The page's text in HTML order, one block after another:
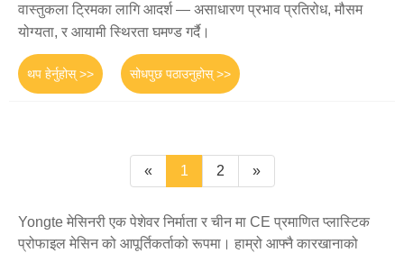
वास्तुकला ट्रिमका लागि आदर्श — असाधारण प्रभाव प्रतिरोध, मौसम
योग्यता, र आयामी स्थिरता घमण्ड गर्दै।
थप हेर्नुहोस् >> सोधपुछ पठाउनुहोस् >>
« 1 2 »
Yongte मेसिनरी एक पेशेवर निर्माता र चीन मा CE प्रमाणित प्लास्टिक
प्रोफाइल मेसिन को आपूर्तिकर्ताको रूपमा। हाम्रो आफ्नै कारखानाको